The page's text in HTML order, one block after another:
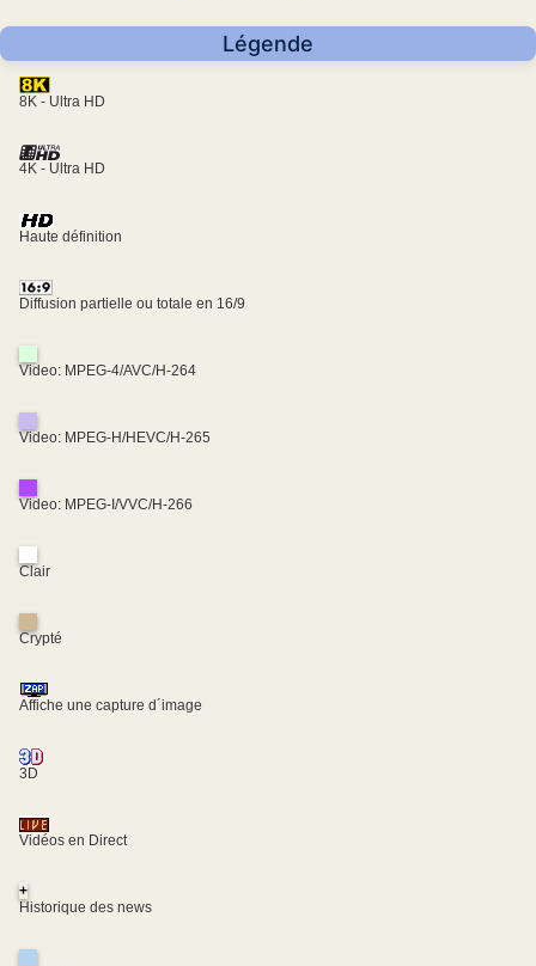
Légende
8K - Ultra HD
4K - Ultra HD
Haute définition
Diffusion partielle ou totale en 16/9
Video: MPEG-4/AVC/H-264
Video: MPEG-H/HEVC/H-265
Video: MPEG-I/VVC/H-266
Clair
Crypté
Affiche une capture d´image
3D
Vidéos en Direct
+
Historique des news